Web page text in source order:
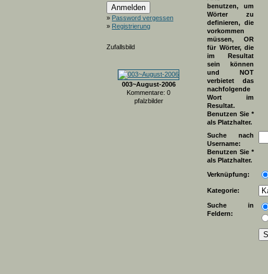
» Password vergessen
» Registrierung
Zufallsbild
003~August-2006
Kommentare: 0
pfalzbilder
benutzen, um
Wörter zu
definieren, die
vorkommen
müssen, OR
für Wörter, die
im Resultat
sein können
und NOT
verbietet das
nachfolgende
Wort im
Resultat.
Benutzen Sie *
als Platzhalter.
Suche nach
Username:
Benutzen Sie *
als Platzhalter.
Verknüpfung:
Kategorie:
Suche in
Feldern: